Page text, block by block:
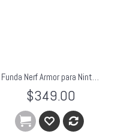
Funda Nerf Armor para Nintendo 3DS DSi DS Lite Azul
$349.00